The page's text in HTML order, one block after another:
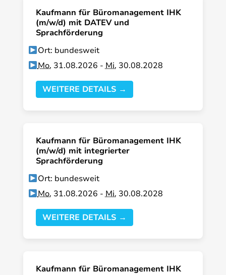
Kaufmann für Büromanagement IHK
(m/w/d) mit DATEV und
Sprachförderung
Ort: bundesweit
Mo. 31.08.2026 -Mi. 30.08.2028
WEITERE DETAILS →
Kaufmann für Büromanagement IHK
(m/w/d) mit integrierter
Sprachförderung
Ort: bundesweit
Mo. 31.08.2026 -Mi. 30.08.2028
WEITERE DETAILS →
Kaufmann für Büromanagement IHK